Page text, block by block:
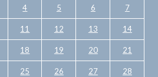
4 5 6 7
11 12 13 14
18 19 20 21
25 26 27 28